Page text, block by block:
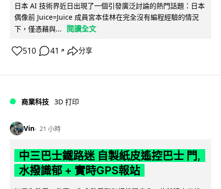
日本 AI 技術界近日出現了一個引發廣泛討論的熱門話題：日本
偶像前 Juice=Juice 成員宮本佳林在完全沒有編程經驗的情況
下，僅憑藉與...
閱讀全文
510 41 ↗ 分享
商業科技 3D 打印
Vin 21 小時
中三巴士鐵路迷 自製紙皮遙控巴士 門,
水撥識郁 + 實時GPS報站